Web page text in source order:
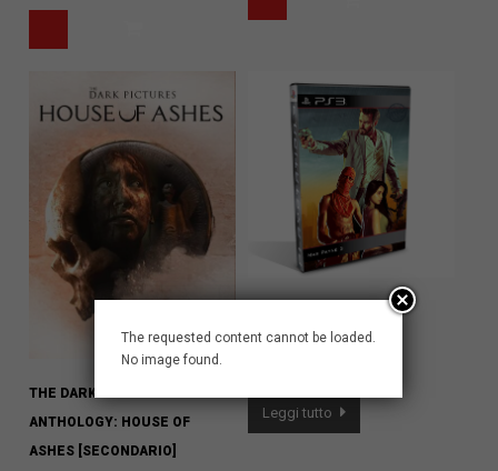
THE DARK PICTURES
ANTHOLOGY: HOUSE OF
ASHES [SECONDARIO]
€3.99
Leggi tutto
The requested content cannot be loaded.
No image found.